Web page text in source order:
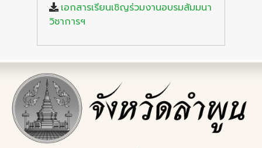
เอกสารเรียนเชิญร่วมงานอบรมสัมมนา
วิชาการฯ